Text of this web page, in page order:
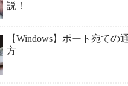
説！
【Windows】ポート宛ての
方